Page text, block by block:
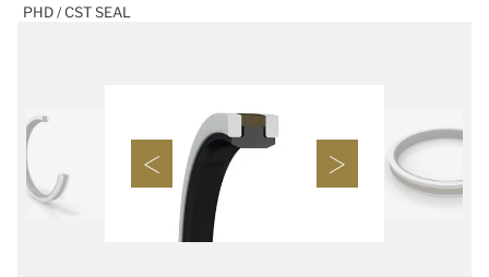
PHD / CST SEAL